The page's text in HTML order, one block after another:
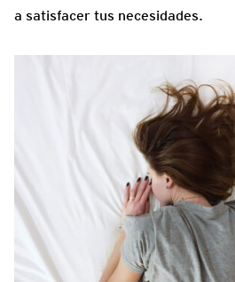
a satisfacer tus necesidades.